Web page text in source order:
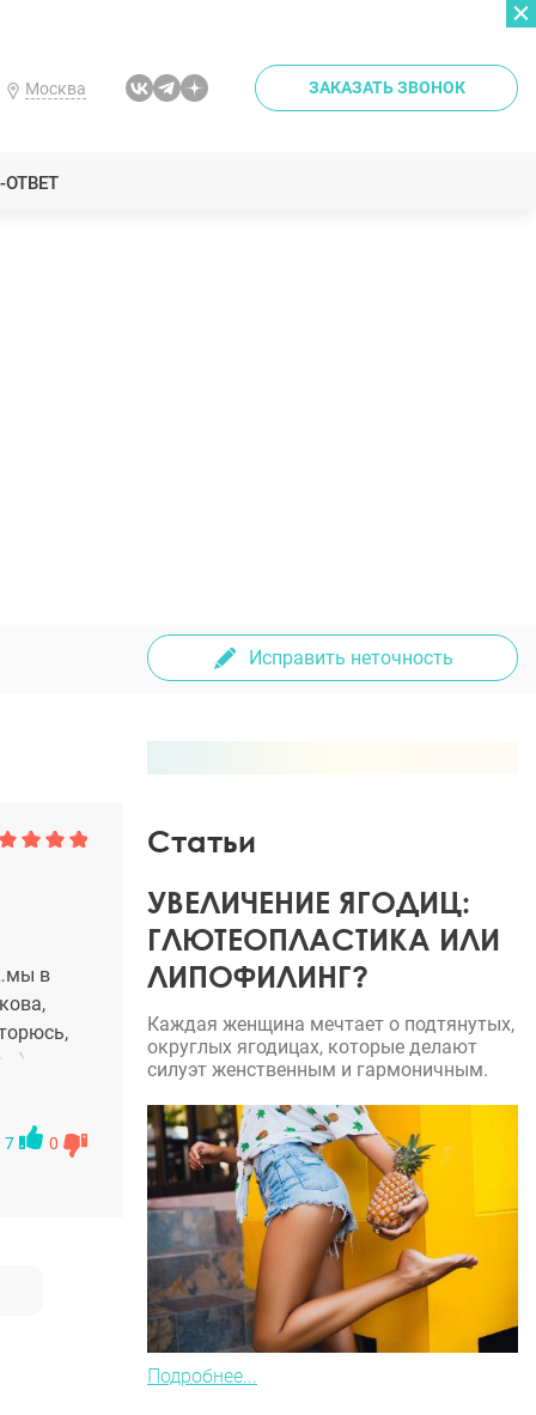
Москва ЗАКАЗАТЬ ЗВОНОК
Исправить неточность
в
=)
без
=) вот
7 0
Статьи
УВЕЛИЧЕНИЕ ЯГОДИЦ:
ГЛЮТЕОПЛАСТИКА ИЛИ
ЛИПОФИЛИНГ?
Каждая женщина мечтает о подтянутых,
округлых ягодицах, которые делают
силуэт женственным и гармоничным.
Подробнее...